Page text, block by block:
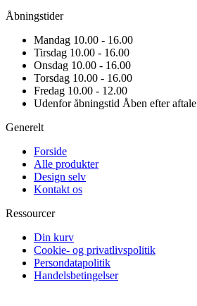
Åbningstider
Mandag 10.00 - 16.00
Tirsdag 10.00 - 16.00
Onsdag 10.00 - 16.00
Torsdag 10.00 - 16.00
Fredag 10.00 - 12.00
Udenfor åbningstid Åben efter aftale
Generelt
Forside
Alle produkter
Design selv
Kontakt os
Ressourcer
Din kurv
Cookie- og privatlivspolitik
Persondatapolitik
Handelsbetingelser